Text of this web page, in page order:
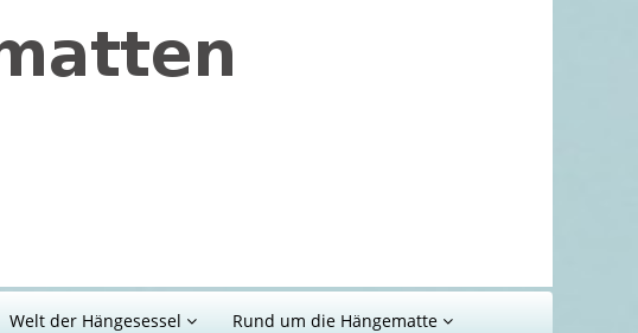
Welt der Hängesessel Rund um die Hängematte